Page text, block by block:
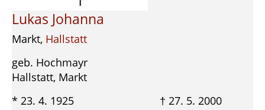
Lukas Johanna
Markt, Hallstatt
geb. Hochmayr
Hallstatt, Markt
* 23. 4. 1925 † 27. 5. 2000